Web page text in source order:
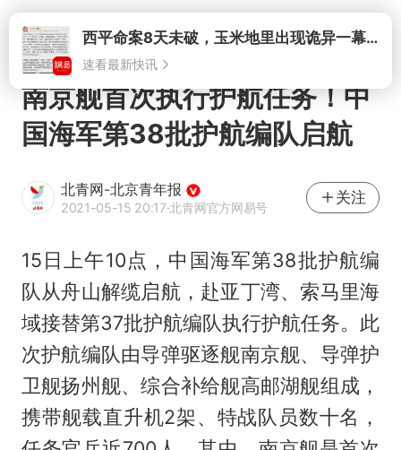
打开
南京舰首次执行护航任务！中
国海军第38批护航编队启航
北青网-北京青年报
2021-05-15 20:17·北青网官方网易号
关注
15日上午10点，中国海军第38批护航编
队从舟山解缆启航，赴亚丁湾、索马里海
域接替第37批护航编队执行护航任务。此
次护航编队由导弹驱逐舰南京舰、导弹护
卫舰扬州舰、综合补给舰高邮湖舰组成，
携带舰载直升机2架、特战队员数十名，